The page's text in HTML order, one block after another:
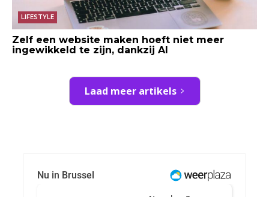
LIFESTYLE
Zelf een website maken hoeft niet meer
ingewikkeld te zijn, dankzij AI
Laad meer artikels